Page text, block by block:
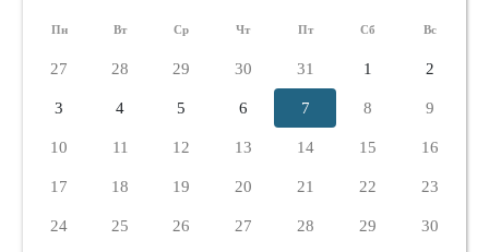
Пн Вт Ср Чт Пт Сб Вс
27 28 29 30 31 1 2
3 4 5 6 7 8 9
10 11 12 13 14 15 16
17 18 19 20 21 22 23
24 25 26 27 28 29 30